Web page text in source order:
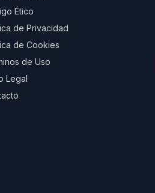
Ético
de Privacidad
de Cookies
de Uso
Legal